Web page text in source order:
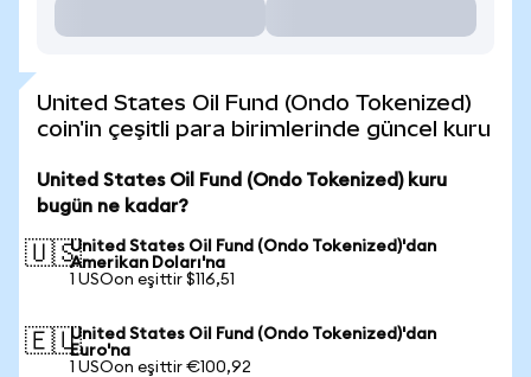
United States Oil Fund (Ondo Tokenized)
coin'in çeşitli para birimlerinde güncel kuru
United States Oil Fund (Ondo Tokenized) kuru
bugün ne kadar?
🇺🇸United States Oil Fund (Ondo Tokenized)'dan
Amerikan Doları'na
1 USOon eşittir $116,51
🇪🇺United States Oil Fund (Ondo Tokenized)'dan
Euro'na
1 USOon eşittir €100,92